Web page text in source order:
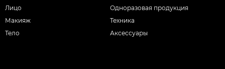
Лицо
Макияж
Тело
Одноразовая продукция
Техника
Аксессуары